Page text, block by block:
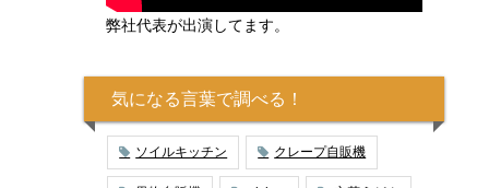
弊社代表が出演してます。
気になる言葉で調べる！
ソイルキッチン クレープ自販機